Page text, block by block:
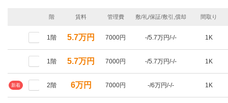
階 賃料 管理費 敷/礼/保証/敷引,償却 間取り
1階 5.7万円 7000円 -/5.7万円/-/- 1K
1階 5.7万円 7000円 -/5.7万円/-/- 1K
新着 2階 6万円 7000円 -/6万円/-/- 1K